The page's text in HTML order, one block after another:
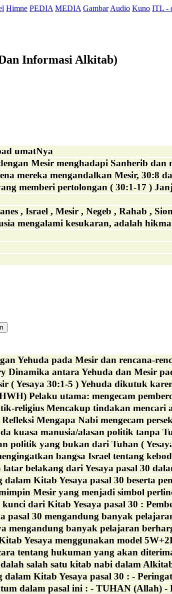
Himne PEDIA MEDIA Gambar Audio Kuno ITL -
Informasi Alkitab)
umatNya
Mesir menghadapi Sanherib
mereka mengandalkan Mesir,
memberi pertolongan ( 30:1-17 )
, Israel , Mesir , Negeb , Rahab ,
mengalami kesukaran, adalah
Yehuda pada Mesir dan rencana-
Dinamika antara Yehuda dan Mesir
( Yesaya 30:1-5 ) Yehuda dikutuk
Pelaku utama: mengecam
religius Mencakup tindakan mencari
Mengapa Nabi mengecam
kuasa manusia/alasan politik tanpa
politik yang bukan dari Tuhan (
bangsa Israel tentang
belakang dari Yesaya pasal 30
Kitab Yesaya pasal 30 beserta
Mesir yang menjadi simbol
dari Kitab Yesaya pasal 30 :
pasal 30 mengandung banyak
mengandung banyak pelajaran
Yesaya menggunakan model
tentang hukuman yang akan
salah satu kitab nabi dalam
Kitab Yesaya pasal 30 : -
dalam pasal ini : - TUHAN (Allah)